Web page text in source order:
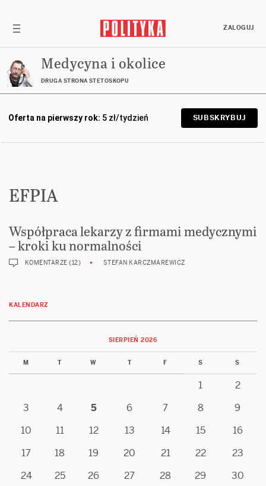
ZALOGUJ
Medycyna i okolice
DRUGA STRONA STETOSKOPU
Oferta na pierwszy rok: 5 zł/tydzień SUBSKRYBUJ
EFPIA
Współpraca lekarzy z firmami medycznymi
– kroki ku normalności
KOMENTARZE (12) STEFAN KARCZMAREWICZ
KALENDARZ
SIERPIEŃ 2026
M T W T F S S
1
2
3
4 5 6 7 8
9
10
11 12 13 14 15
16
17
18 19 20 21 22
23
24
25 26 27 28 29
30